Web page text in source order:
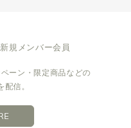
新規メンバー会員
ーン・限定商品などの
配信。